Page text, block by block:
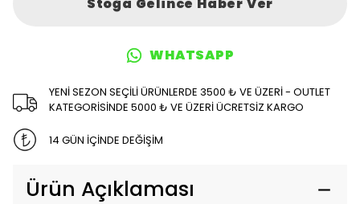
WHATSAPP
YENİ SEZON SEÇİLİ ÜRÜNLERDE 3500 ₺ VE ÜZERİ - OUTLET
KATEGORİSİNDE 5000 ₺ VE ÜZERİ ÜCRETSİZ KARGO
14 GÜN İÇİNDE DEĞİŞİM
Ürün Açıklaması